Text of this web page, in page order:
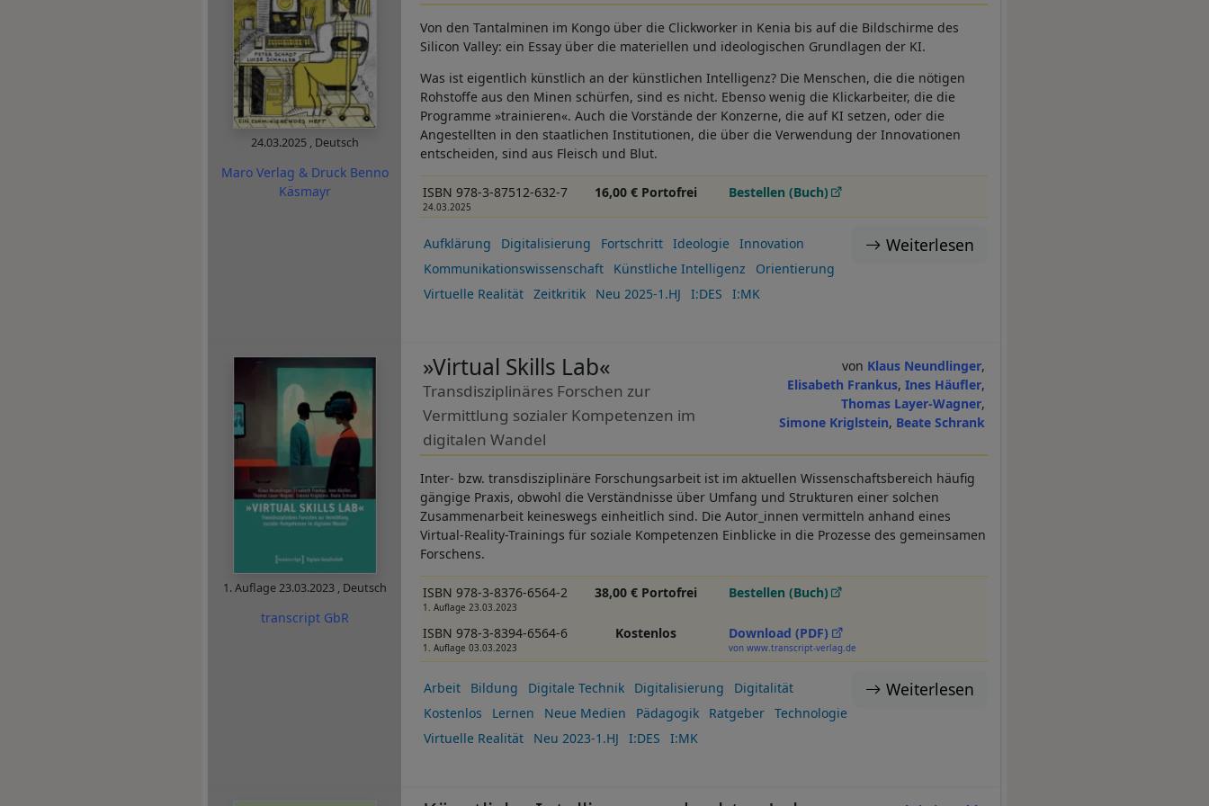
24.03.2025 , Deutsch
Maro Verlag & Druck Benno
Käsmayr
Von den Tantalminen im Kongo über die Clickworker in Kenia bis auf die Bildschirme des
Silicon Valley: ein Essay über die materiellen und ideologischen Grundlagen der KI.
Was ist eigentlich künstlich an der künstlichen Intelligenz? Die Menschen, die die nötigen
Rohstoffe aus den Minen schürfen, sind es nicht. Ebenso wenig die Klickarbeiter, die die
Programme »trainieren«. Auch die Vorstände der Konzerne, die auf KI setzen, oder die
Angestellten in den staatlichen Institutionen, die über die Verwendung der Innovationen
entscheiden, sind aus Fleisch und Blut.
ISBN 978-3-87512-632-7
24.03.2025
16,00 € Portofrei Bestellen (Buch)
Weiterlesen
Aufklärung Digitalisierung Fortschritt Ideologie
Innovation
Kommunikationswissenschaft
Künstliche Intelligenz
Orientierung
Virtuelle Realität
Zeitkritik Neu 2025-1.HJ I:DES I:MK
1. Auflage23.03.2023 , Deutsch
transcript GbR
Klaus Neundlinger
Elisabeth Frankus Ines Häufler
Thomas Layer-Wagner
Simone Kriglstein Beate Schrank
»Virtual Skills Lab«
Transdisziplinäres Forschen zur
Vermittlung sozialer Kompetenzen im
digitalen Wandel
Inter- bzw. transdisziplinäre Forschungsarbeit ist im aktuellen Wissenschaftsbereich häufig
gängige Praxis, obwohl die Verständnisse über Umfang und Strukturen einer solchen
Zusammenarbeit keineswegs einheitlich sind. Die Autor_innen vermitteln anhand eines
Virtual-Reality-Trainings für soziale Kompetenzen Einblicke in die Prozesse des gemeinsamen
Forschens.
ISBN 978-3-8376-6564-2
1. Auflage 23.03.2023
38,00 € Portofrei Bestellen (Buch)
ISBN 978-3-8394-6564-6
1. Auflage 03.03.2023
Kostenlos Download (PDF)
von www.transcript-verlag.de
Weiterlesen
Arbeit Bildung Digitale Technik Digitalisierung
Digitalität
Kostenlos
Lernen Neue Medien Pädagogik Ratgeber
Technologie
Virtuelle Realität
Neu 2023-1.HJ I:DES I:MK